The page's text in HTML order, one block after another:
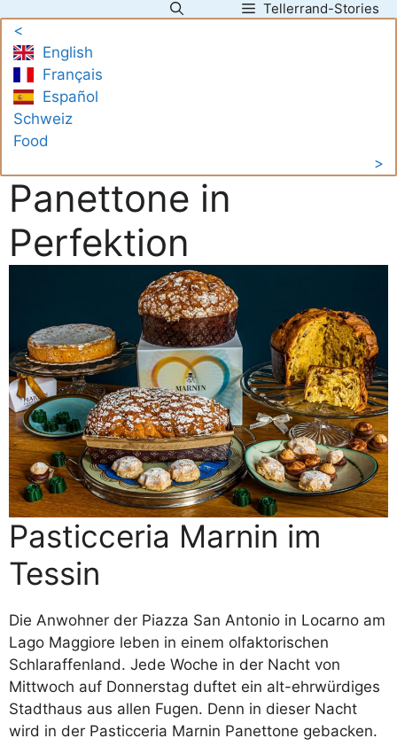
Inhalt
springen
Tellerrand-Stories
<
English
Français
Español
Schweiz
Food
>
Panettone in
Perfektion
Pasticceria Marnin im
Tessin
Die Anwohner der Piazza San Antonio in Locarno am
Lago Maggiore leben in einem olfaktorischen
Schlaraffenland. Jede Woche in der Nacht von
Mittwoch auf Donnerstag duftet ein alt-ehrwürdiges
Stadthaus aus allen Fugen. Denn in dieser Nacht
wird in der Pasticceria Marnin Panettone gebacken.